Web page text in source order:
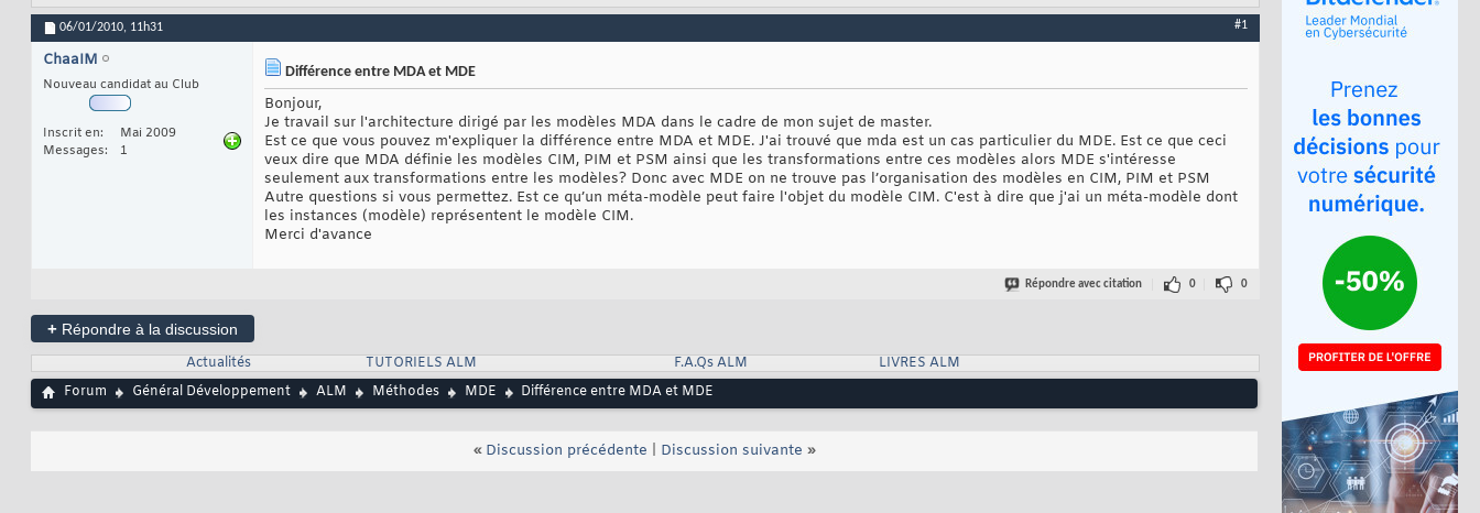
06/01/2010, 11h31 #1
ChaaIM
Nouveau candidat au Club
Inscrit en
Mai 2009
Messages
1
Différence entre MDA et MDE
Bonjour,
Je travail sur l'architecture dirigé par les modèles MDA dans le cadre de mon sujet de master.
Est ce que vous pouvez m'expliquer la différence entre MDA et MDE. J'ai trouvé que mda est un cas particulier du MDE. Est ce que ceci
veux dire que MDA définie les modèles CIM, PIM et PSM ainsi que les transformations entre ces modèles alors MDE s'intéresse
seulement aux transformations entre les modèles? Donc avec MDE on ne trouve pas l’organisation des modèles en CIM, PIM et PSM
Autre questions si vous permettez. Est ce qu’un méta-modèle peut faire l'objet du modèle CIM. C'est à dire que j'ai un méta-modèle dont
les instances (modèle) représentent le modèle CIM.
Merci d'avance
Répondre avec citation 0 0
+ Répondre à la discussion
Actualités
TUTORIELS ALM F.A.Qs ALM
LIVRES ALM
Forum
Général Développement ALM Méthodes MDE Différence entre MDA et MDE
« Discussion précédente Discussion suivante »